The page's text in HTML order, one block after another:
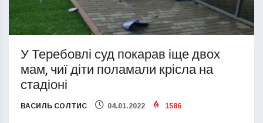
У Теребовлі суд покарав іще двох
мам, чиї діти поламали крісла на
стадіоні
ВАСИЛЬ СОЛТИС 04.01.2022 1586